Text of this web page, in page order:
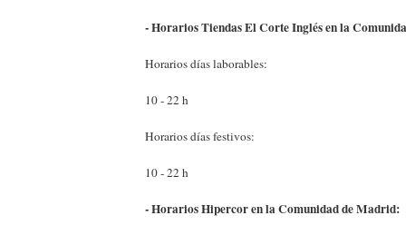
- Horarios Tiendas El Corte Inglés en la
Horarios días laborables:
10 - 22 h
Horarios días festivos:
10 - 22 h
- Horarios Hipercor en la Comunidad de Madrid: